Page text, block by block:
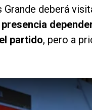
Grande deberá
presencia
partido, pero a